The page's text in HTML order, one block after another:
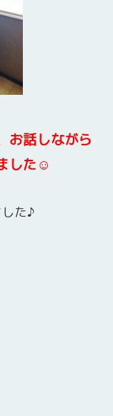
お話しながら
した☺
た♪